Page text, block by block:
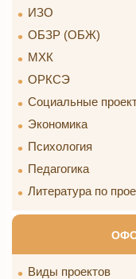
ИЗО
ОБЗР (ОБЖ)
МХК
ОРКСЭ
Социальные
Экономика
Психология
Педагогика
Литература по
Виды проектов